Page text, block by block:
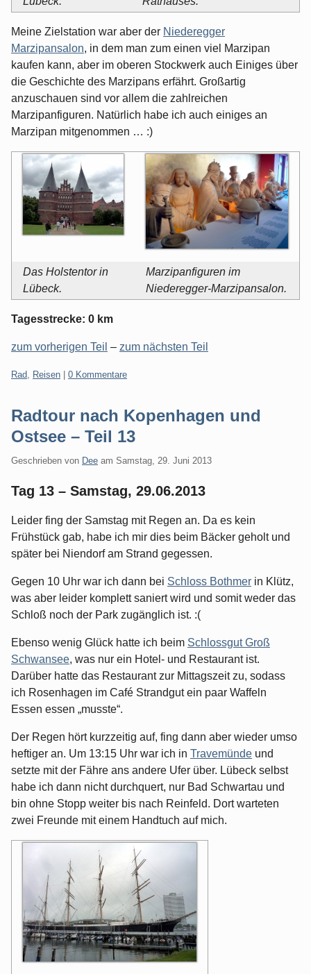
Meine Zielstation war aber der Niederegger
Marzipansalon, in dem man zum einen viel Marzipan
kaufen kann, aber im oberen Stockwerk auch Einiges über
die Geschichte des Marzipans erfährt. Großartig
anzuschauen sind vor allem die zahlreichen
Marzipanfiguren. Natürlich habe ich auch einiges an
Marzipan mitgenommen … :)
Das Holstentor in
Lübeck.
Marzipanfiguren im
Niederegger-Marzipansalon.
Tagesstrecke: 0 km
zum vorherigen Teil – zum nächsten Teil
Kategorien:
Rad, Reisen 0 Kommentare
Radtour nach Kopenhagen und
Ostsee – Teil 13
Geschrieben von Dee am Samstag, 29. Juni 2013
Tag 13 – Samstag, 29.06.2013
Leider fing der Samstag mit Regen an. Da es kein
Frühstück gab, habe ich mir dies beim Bäcker geholt und
später bei Niendorf am Strand gegessen.
Gegen 10 Uhr war ich dann bei Schloss Bothmer in Klütz,
was aber leider komplett saniert wird und somit weder das
Schloß noch der Park zugänglich ist. :(
Ebenso wenig Glück hatte ich beim Schlossgut Groß
Schwansee, was nur ein Hotel- und Restaurant ist.
Darüber hatte das Restaurant zur Mittagszeit zu, sodass
ich Rosenhagen im Café Strandgut ein paar Waffeln
Essen essen „musste“.
Der Regen hört kurzzeitig auf, fing dann aber wieder umso
heftiger an. Um 13:15 Uhr war ich in Travemünde und
setzte mit der Fähre ans andere Ufer über. Lübeck selbst
habe ich dann nicht durchquert, nur Bad Schwartau und
bin ohne Stopp weiter bis nach Reinfeld. Dort warteten
zwei Freunde mit einem Handtuch auf mich.